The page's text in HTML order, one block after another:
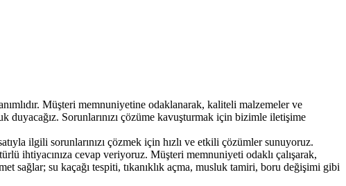
Müşteri memnuniyetine odaklanarak, kaliteli malzemeler ve
duyacağız. Sorunlarınızı çözüme kavuşturmak için bizimle iletişime
ilgili sorunlarınızı çözmek için hızlı ve etkili çözümler sunuyoruz.
ihtiyacınıza cevap veriyoruz. Müşteri memnuniyeti odaklı çalışarak,
sağlar; su kaçağı tespiti, tıkanıklık açma, musluk tamiri, boru değişimi gibi